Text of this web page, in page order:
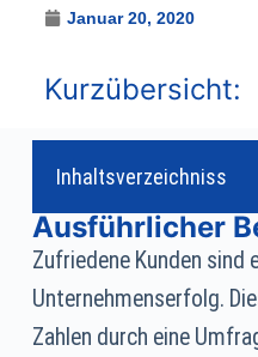
Januar 20, 2020
Kurzübersicht:
Inhaltsverzeichniss
Ausführlicher
Zufriedene Kunden sind
Unternehmenserfolg.
Zahlen durch eine